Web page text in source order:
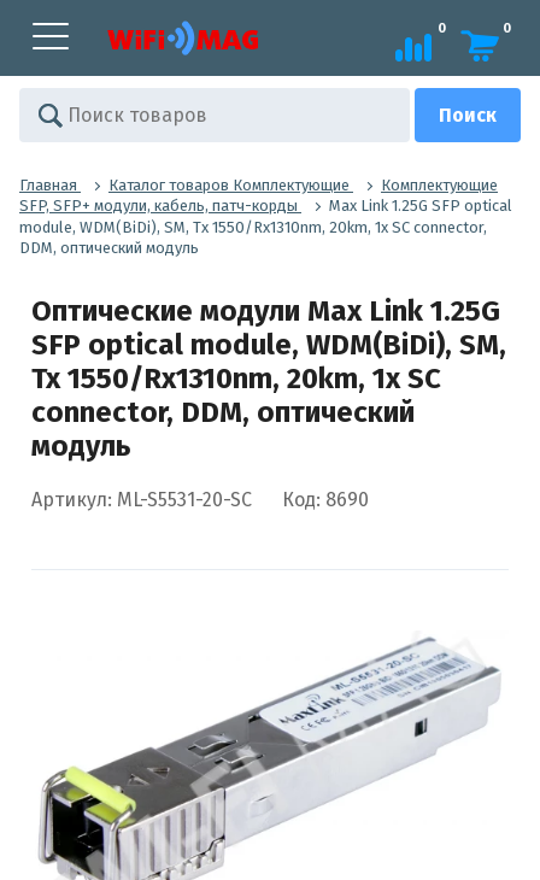
0 0
Главная Каталог товаров Комплектующие
Комплектующие
SFP, SFP+ модули, кабель, патч-корды
Max Link 1.25G SFP optical
module, WDM(BiDi), SM, Tx 1550/Rx1310nm, 20km, 1x SC connector,
DDM, оптический модуль
Оптические модули Max Link 1.25G
SFP optical module, WDM(BiDi), SM,
Tx 1550/Rx1310nm, 20km, 1x SC
connector, DDM, оптический
модуль
Артикул: ML-S5531-20-SC Код: 8690